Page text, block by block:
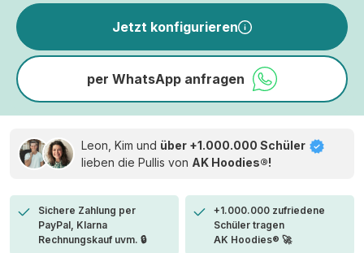
Jetzt konfigurieren
per WhatsApp anfragen
Leon, Kim und über +1.000.000 Schüler
lieben die Pullis von AK Hoodies®!
Sichere Zahlung per
PayPal, Klarna
Rechnungskauf uvm. 🔒
+1.000.000 zufriedene
Schüler tragen
AK Hoodies® 🚀